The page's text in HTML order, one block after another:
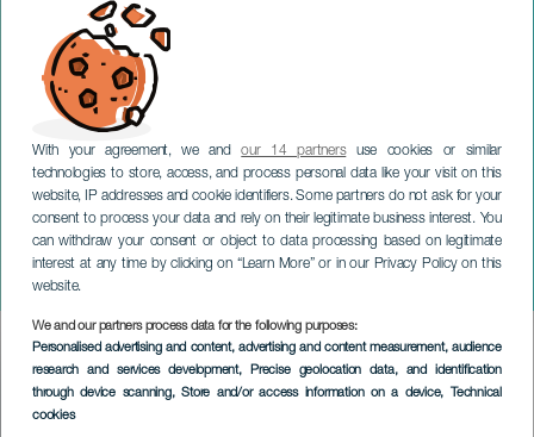
With your agreement, we andour 14 partnersuse cookies or similar
technologies to store, access, and process personal data like your visit on this
website, IP addresses and cookie identifiers. Some partners do not ask for your
consent to process your data and rely on their legitimate business interest. You
can withdraw your consent or object to data processing based on legitimate
interest at any time by clicking on “Learn More” or in our Privacy Policy on this
website.
We and our partners process data for the following purposes:
Personalised advertising and content, advertising and content measurement, audience
research and services development, Precise geolocation data, and identification
through device scanning, Store and/or access information on a device, Technical
cookies
Udělala bych vánoční trh
LANZAROTE
Imagen
Listado